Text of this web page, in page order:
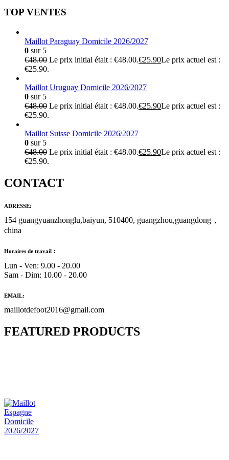
TOP VENTES
Maillot Paraguay Domicile 2026/2027
0 sur 5
€48.00 Le prix initial était : €48.00.€25.90Le prix actuel est :
€25.90.
Maillot Uruguay Domicile 2026/2027
0 sur 5
€48.00 Le prix initial était : €48.00.€25.90Le prix actuel est :
€25.90.
Maillot Suisse Domicile 2026/2027
0 sur 5
€48.00 Le prix initial était : €48.00.€25.90Le prix actuel est :
€25.90.
CONTACT
ADRESSE:
154 guangyuanzhonglu,baiyun, 510400, guangzhou,guangdong，
china
Horaires de travail：
Lun - Ven: 9.00 - 20.00
Sam - Dim: 10.00 - 20.00
EMAIL:
maillotdefoot2016@gmail.com
FEATURED PRODUCTS